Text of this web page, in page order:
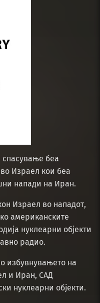
беа
Израел кои беа
напади на Иран.
Израел во нападот,
американските
нуклеарни објекти
радио.
избувнувањето на
и Иран, САД
нуклеарни објекти.